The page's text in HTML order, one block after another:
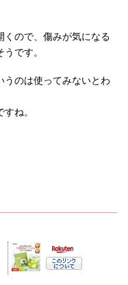
くので、傷みが気になる
です。
うのは使ってみないとわ
ね。